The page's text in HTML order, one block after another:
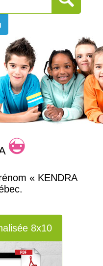
« KENDRA
8x10